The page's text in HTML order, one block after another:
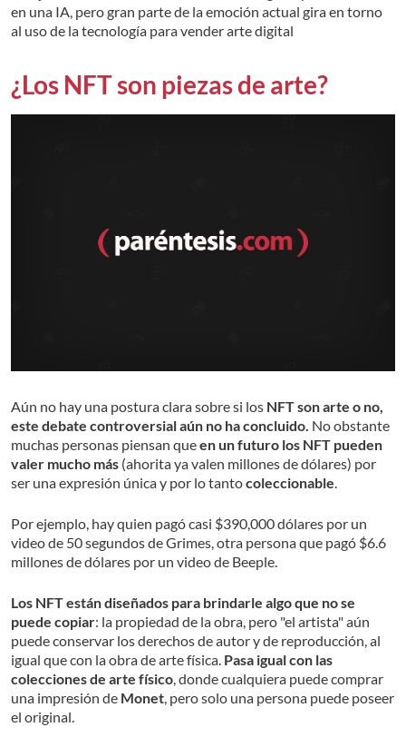
en una IA, pero gran parte de la emoción actual gira en torno
al uso de la tecnología para vender arte digital
¿Los NFT son piezas de arte?
Aún no hay una postura clara sobre si los NFT son arte o no,
este debate controversial aún no ha concluido. No obstante
muchas personas piensan queen un futuro los NFT pueden
valer mucho más (ahorita ya valen millones de dólares) por
ser una expresión única y por lo tantocoleccionable.
Por ejemplo, hay quien pagó casi $390,000 dólares por un
video de 50 segundos de Grimes, otra persona que pagó $6.6
millones de dólares por un video de Beeple.
Los NFT están diseñados para brindarle algo que no se
puede copiar: la propiedad de la obra, pero "el artista" aún
puede conservar los derechos de autor y de reproducción, al
igual que con la obra de arte física. Pasa igual con las
colecciones de arte físico, donde cualquiera puede comprar
una impresión de Monet, pero solo una persona puede poseer
el original.